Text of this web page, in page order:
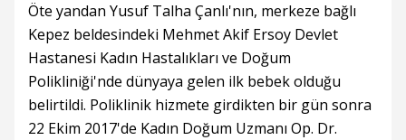
Öte yandan Yusuf Talha Çanlı'nın, merkeze bağlı
Kepez beldesindeki Mehmet Akif Ersoy Devlet
Hastanesi Kadın Hastalıkları ve Doğum
Polikliniği'nde dünyaya gelen ilk bebek olduğu
belirtildi. Poliklinik hizmete girdikten bir gün sonra
22 Ekim 2017'de Kadın Doğum Uzmanı Op. Dr.